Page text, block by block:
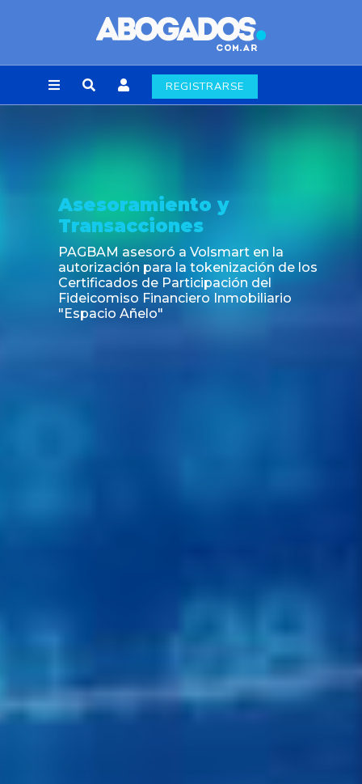
REGISTRARSE
Noticia
Fin de la obligación de rúbrica de los
laborales en la Ciudad de Buenos